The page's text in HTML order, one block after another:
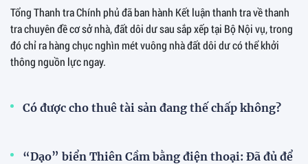
Tổng Thanh tra Chính phủ đã ban hành Kết luận thanh tra về thanh
tra chuyên đề cơ sở nhà, đất dôi dư sau sắp xếp tại Bộ Nội vụ, trong
đó chỉ ra hàng chục nghìn mét vuông nhà đất dôi dư có thể khởi
thông nguồn lực ngay.
Có được cho thuê tài sản đang thế chấp không?
“Dạo” biển Thiên Cầm bằng điện thoại: Đã đủ để